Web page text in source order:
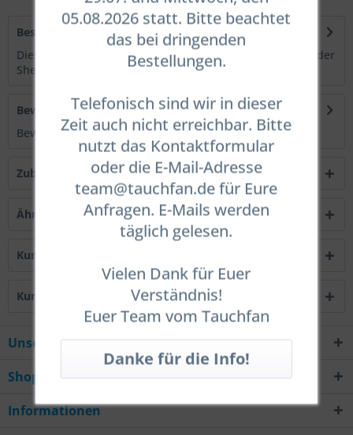
Beschreibung
Dieser Kontakt-Klebstoff wird zum Ankleben des DiveP oder
SheP auf die Haut verwendet. Es...mehr
Bewertungen
0
Bewertungen lesen, schreiben und diskutieren...mehr
Zubehör
Ähnliche Artikel
Kunden kauften auch
Kunden haben sich ebenfalls angesehen
05.08.2026 statt. Bitte beachtet
das bei dringenden
Bestellungen.
Telefonisch sind wir in dieser
Zeit auch nicht erreichbar. Bitte
nutzt das Kontaktformular
oder die E-Mail-Adresse
team@tauchfan.de für Eure
Anfragen. E-Mails werden
täglich gelesen.
Vielen Dank für Euer
Verständnis!
Euer Team vom Tauchfan
Unsere Hotline
Shop Service
Informationen